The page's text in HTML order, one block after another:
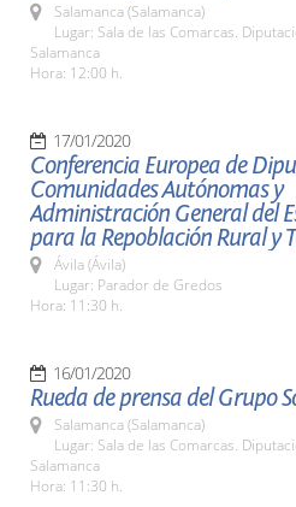
Salamanca (Salamanca)
Lugar: Sala de las Comarcas.
Salamanca
Hora: 12:00 h.
17/01/2020
Conferencia Europea de
Comunidades Autónomas y
Administración General del
para la Repoblación Rural y
Ávila (Ávila)
Lugar: Parador de Gredos
Hora: 11:30 h.
16/01/2020
Rueda de prensa del Grupo
Salamanca (Salamanca)
Lugar: Sala de las Comarcas.
Salamanca
Hora: 11:30 h.